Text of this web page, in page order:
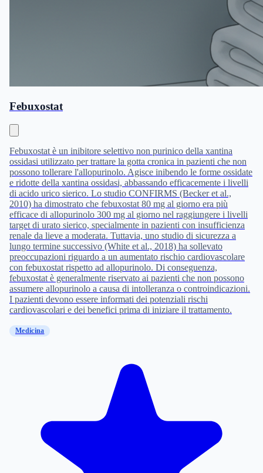
Febuxostat
Febuxostat è un inibitore selettivo non purinico della xantina
ossidasi utilizzato per trattare la gotta cronica in pazienti che non
possono tollerare l'allopurinolo. Agisce inibendo le forme ossidate
e ridotte della xantina ossidasi, abbassando efficacemente i livelli
di acido urico sierico. Lo studio CONFIRMS (Becker et al.,
2010) ha dimostrato che febuxostat 80 mg al giorno era più
efficace di allopurinolo 300 mg al giorno nel raggiungere i livelli
target di urato sierico, specialmente in pazienti con insufficienza
renale da lieve a moderata. Tuttavia, uno studio di sicurezza a
lungo termine successivo (White et al., 2018) ha sollevato
preoccupazioni riguardo a un aumentato rischio cardiovascolare
con febuxostat rispetto ad allopurinolo. Di conseguenza,
febuxostat è generalmente riservato ai pazienti che non possono
assumere allopurinolo a causa di intolleranza o controindicazioni.
I pazienti devono essere informati dei potenziali rischi
cardiovascolari e dei benefici prima di iniziare il trattamento.
Medicina